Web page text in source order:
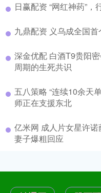
日赢配资 “网红神药”，
九鼎配资 义乌成全国
深金优配 白酒T9贵阳
周期的生死共识
五八策略 “连续10余天
师正在支援东北
亿米网 成人片女星许
妻子爆粗回应